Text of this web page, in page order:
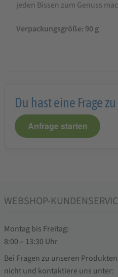
jeden Bissen zum Genuss
Verpackungsgröße: 90 g
Du hast eine Frage
Anfrage starten
WEBSHOP-
Montag bis Freitag:
8:00 – 13:30 Uhr
Bei Fragen zu unseren
nicht und kontaktiere uns unter: